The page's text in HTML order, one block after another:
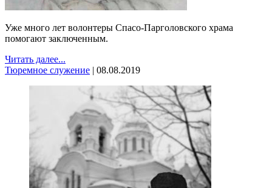
Уже много лет волонтеры Спасо-Парголовского храма
помогают заключенным.
Читать далее...
Тюремное служение | 08.08.2019